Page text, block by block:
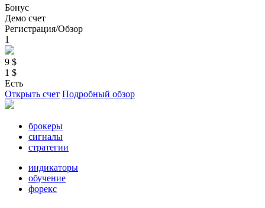
Бонус
Демо счет
Регистрация/Обзор
1
9 $
1 $
Есть
Открыть счет Подробный обзор
брокеры
сигналы
стратегии
индикаторы
обучение
форекс